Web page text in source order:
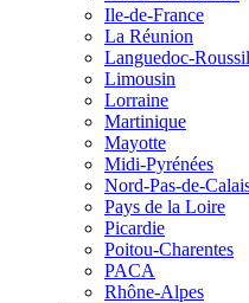
Ile-de-France
La Réunion
Languedoc-
Limousin
Lorraine
Martinique
Mayotte
Midi-Pyrénées
Nord-Pas-de-
Pays de la Loire
Picardie
Poitou-Charentes
PACA
Rhône-Alpes